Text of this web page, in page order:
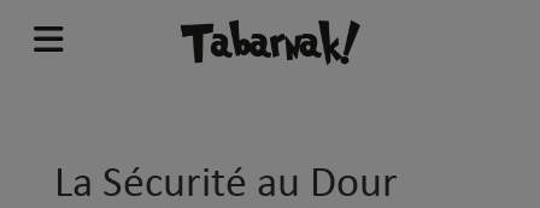
La Sécurité au Dour